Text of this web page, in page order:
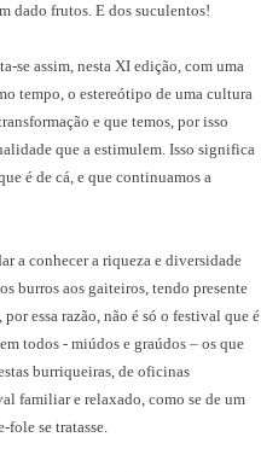
dado frutos. E dos suculentos!
se assim, nesta XI edição, com uma
tempo, o estereótipo de uma cultura
e que temos, por isso
que a estimulem. Isso significa
é de cá, e que continuamos a
a conhecer a riqueza e diversidade
burros aos gaiteiros, tendo presente
essa razão, não é só o festival que é
todos - miúdos e graúdos – os que
burriqueiras, de oficinas
familiar e relaxado, como se de um
fole se tratasse.